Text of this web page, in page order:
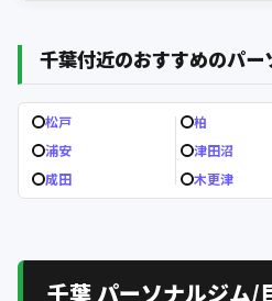
千葉付近のおすすめのパ
松戸 柏
浦安
津田沼
成田
木更津
千葉 パーソナルジム/